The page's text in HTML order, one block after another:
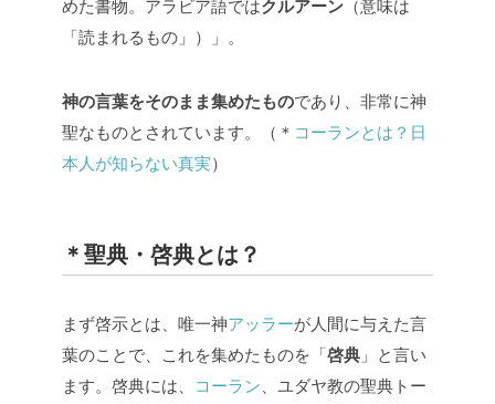
めた書物。アラビア語ではクルアーン （意味は
「読まれるもの」）」。
神の言葉をそのまま集めたものであり、非常に神
聖なものとされています。（＊ コーランとは？日
本人が知らない真実）
＊聖典・啓典とは？
まず啓示とは、唯一神アッラーが人間に与えた言
葉のことで、これを集めたものを「啓典 」と言い
ます。啓典には、
コーラン 、ユダヤ教の聖典トー